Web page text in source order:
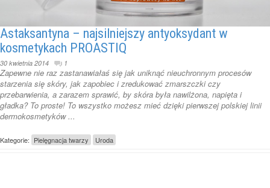
Astaksantyna – najsilniejszy antyoksydant w
kosmetykach PROASTIQ
30 kwietnia 2014 1
Zapewne nie raz zastanawiałaś się jak uniknąć nieuchronnym procesów
starzenia się skóry, jak zapobiec i zredukować zmarszczki czy
przebarwienia, a zarazem sprawić, by skóra była nawilżona, napięta i
gładka? To proste! To wszystko możesz mieć dzięki pierwszej polskiej linii
dermokosmetyków ...
Kategorie: Pielęgnacja twarzy Uroda